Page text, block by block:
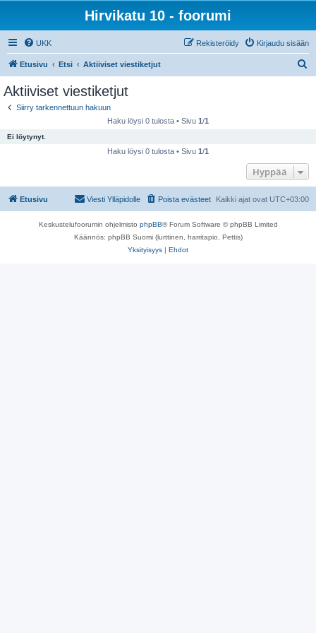
Hirvikatu 10 - foorumi
UKK Kirjaudu sisään
Rekisteröidy
Etusivu Etsi Aktiiviset viestiketjut
Aktiiviset viestiketjut
Siirry tarkennettuun hakuun
Haku löysi 0 tulosta • Sivu 1/1
Ei löytynyt.
Haku löysi 0 tulosta • Sivu 1/1
Hyppää
Etusivu Kaikki ajat ovat UTC+03:00
Poista evästeet
Viesti Ylläpidolle
Keskustelufoorumin ohjelmisto phpBB® Forum Software © phpBB Limited
Käännös: phpBB Suomi (lurttinen, harritapio, Pettis)
Yksityisyys | Ehdot